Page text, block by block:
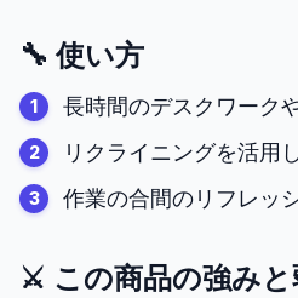
🔧 使い方
長時間のデスクワーク
リクライニングを活用
作業の合間のリフレッ
⚔️ この商品の強みと